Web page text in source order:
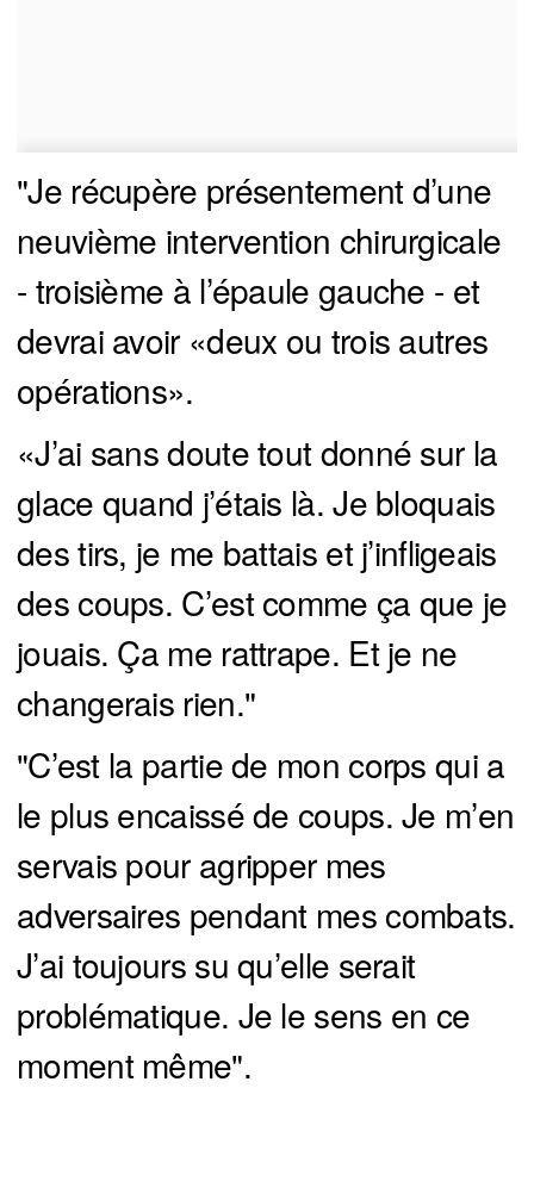
"Je récupère présentement d’une
neuvième intervention chirurgicale
- troisième à l’épaule gauche - et
devrai avoir «deux ou trois autres
opérations».
«J’ai sans doute tout donné sur la
glace quand j’étais là. Je bloquais
des tirs, je me battais et j’infligeais
des coups. C’est comme ça que je
jouais. Ça me rattrape. Et je ne
changerais rien."
"C’est la partie de mon corps qui a
le plus encaissé de coups. Je m’en
servais pour agripper mes
adversaires pendant mes combats.
J’ai toujours su qu’elle serait
problématique. Je le sens en ce
moment même".